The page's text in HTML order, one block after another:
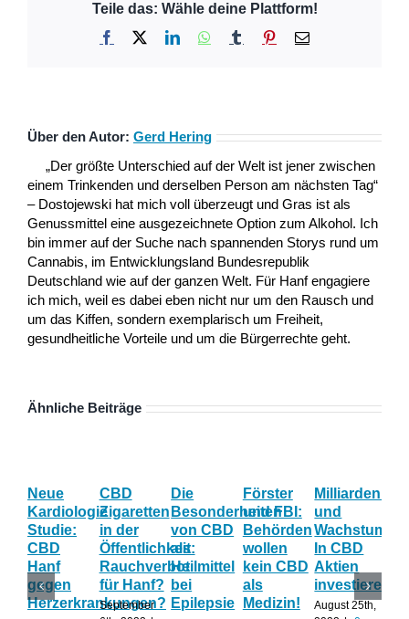
Teile das: Wähle deine Plattform!
Facebook LinkedInWhatsApp
Tumblr Pinterest
E-
Über den Autor: Gerd Hering
„Der größte Unterschied auf der Welt ist jener zwischen
einem Trinkenden und derselben Person am nächsten Tag“
– Dostojewski hat mich voll überzeugt und Gras ist als
Genussmittel eine ausgezeichnete Option zum Alkohol. Ich
bin immer auf der Suche nach spannenden Storys rund um
Cannabis, im Entwicklungsland Bundesrepublik
Deutschland wie auf der ganzen Welt. Für Hanf engagiere
ich mich, weil es dabei eben nicht nur um den Rausch und
um das Kiffen, sondern exemplarisch um Freiheit,
gesundheitliche Vorteile und um die Bürgerrechte geht.
Ähnliche Beiträge
Neue
Kardiologie
Studie:
CBD
Hanf
gegen
Herzerkrankungen?
CBD
Zigaretten
in der
Öffentlichkeit:
Rauchverbot
für Hanf?
September
Die
Besonderheiten
von CBD
als
Heilmittel
bei
Epilepsie
Förster
und FBI:
Behörden
wollen
kein CBD
als
Medizin!
und
Wachstum:
In CBD
Aktien
investieren?
August 25th,